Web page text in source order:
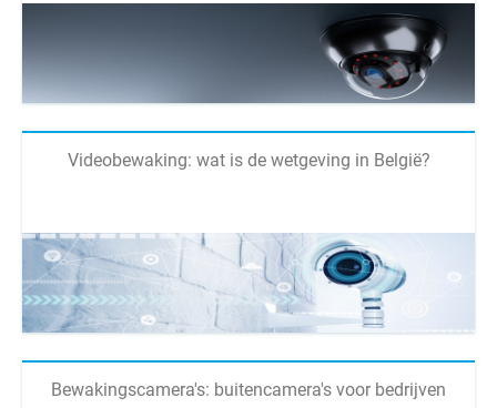
Videobewaking: wat is de wetgeving in België?
Bewakingscamera's: buitencamera's voor bedrijven